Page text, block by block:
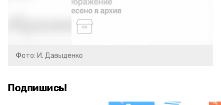
Фото: И. Давыденко
Подпишись!